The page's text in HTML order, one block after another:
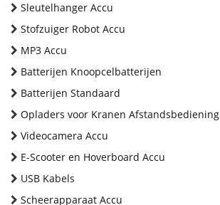
Sleutelhanger Accu
Stofzuiger Robot Accu
MP3 Accu
Batterijen Knoopcelbatterijen
Batterijen Standaard
Opladers voor Kranen Afstandsbediening
Videocamera Accu
E-Scooter en Hoverboard Accu
USB Kabels
Scheerapparaat Accu